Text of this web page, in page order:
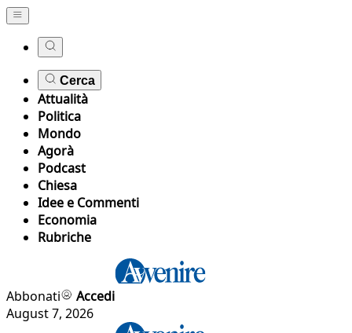
Cerca
Attualità
Politica
Mondo
Agorà
Podcast
Chiesa
Idee e Commenti
Economia
Rubriche
Abbonati
Accedi
August 7, 2026